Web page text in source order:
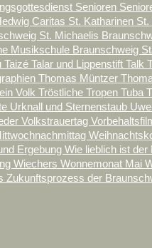
Senioren
Caritas St. Katharinen St.
St. Michaelis
Musikschule Braunschweig
Taizé Talar und Lippenstift Talk
Thomas Müntzer
Volk Tröstliche Tropen Tuba
Urknall und Sternenstaub
Volkstrauertag
Ergebung Wie lieblich ist der
Wiechers Wonnemonat Mai
Zukunftsprozess der